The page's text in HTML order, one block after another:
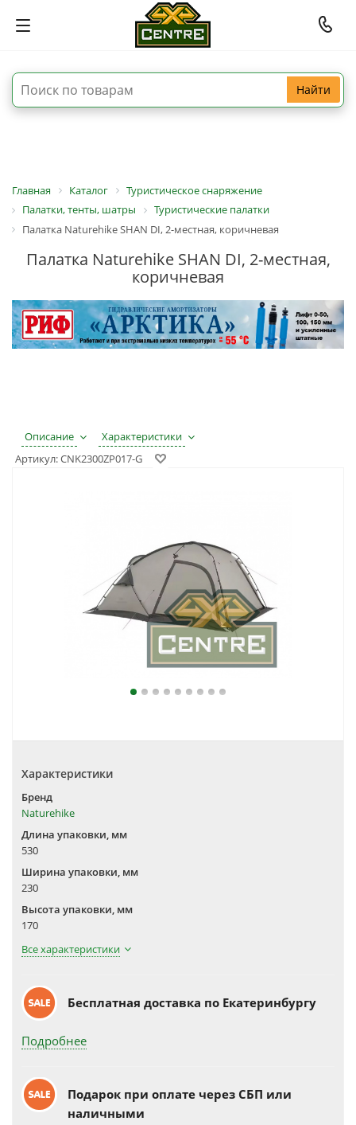
Найти
Главная Каталог
Туристическое снаряжение
Палатки, тенты, шатры
Туристические палатки
Палатка Naturehike SHAN DI, 2-местная, коричневая
Палатка Naturehike SHAN DI, 2-местная,
коричневая
Описание
Характеристики
Артикул:CNK2300ZP017-G
Характеристики
Бренд
Naturehike
Длина упаковки, мм
530
Ширина упаковки, мм
230
Высота упаковки, мм
170
Все характеристики
Бесплатная доставка по Екатеринбургу
Подробнее
Подарок при оплате через СБП или
наличными